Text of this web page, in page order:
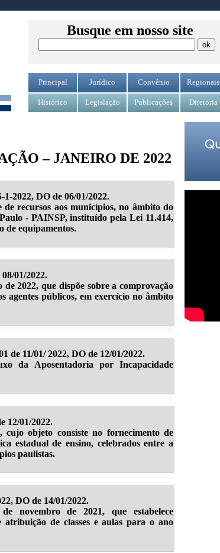
Busque em nosso site
Principal Jurídico Convênio Regionais
Histórico Legislação Publicações Diretoria
– JANEIRO DE 2022
2022, DO de 06/01/2022.
de recursos aos municípios, no âmbito do
- PAINSP, instituído pela Lei 11.414,
de equipamentos.
01/2022.
2022, que dispõe sobre a comprovação
públicos, em exercício no âmbito
de 11/01/ 2022, DO de 12/01/2022.
da Aposentadoria por Incapacidade
12/01/2022.
cujo objeto consiste no fornecimento de
estadual de ensino, celebrados entre a
paulistas.
DO de 14/01/2022.
novembro de 2021, que estabelece
atribuição de classes e aulas para o ano